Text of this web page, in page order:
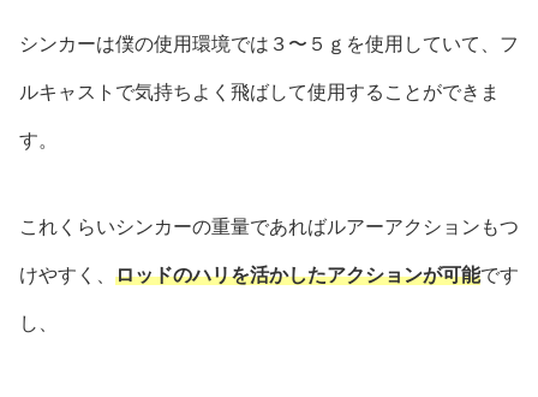
シンカーは僕の使用環境では３〜５ｇを使用していて、フ
ルキャストで気持ちよく飛ばして使用することができま
す。
これくらいシンカーの重量であればルアーアクションもつ
けやすく、 ロッドのハリを活かしたアクションが可能です
し、